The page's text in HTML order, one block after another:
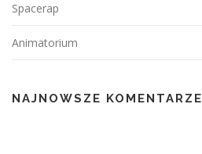
h
Spacerap
Animatorium
NAJNOWSZE KOMENTARZE